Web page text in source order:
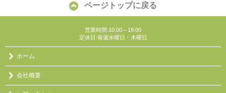
ページトップに戻る
営業時間:10:00～18:00
定休日:毎週水曜日・木曜日
ホーム
会社概要